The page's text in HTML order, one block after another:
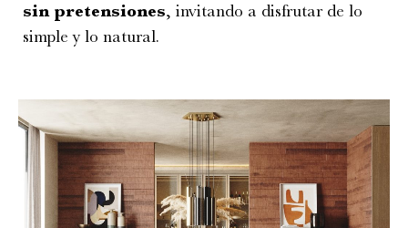
sin pretensiones, invitando a disfrutar de lo
simple y lo natural.